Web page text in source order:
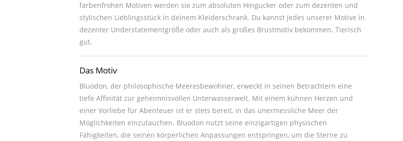
farbenfrohen Motiven werden sie zum absoluten Hingucker oder zum dezenten und
stylischen Lieblingsstück in deinem Kleiderschrank. Du kannst jedes unserer Motive in
dezenter Understatementgröße oder auch als großes Brustmotiv bekommen. Tierisch
gut.
Das Motiv
Bluodon, der philosophische Meeresbewohner, erweckt in seinen Betrachtern eine
tiefe Affinität zur geheimnisvollen Unterwasserwelt. Mit einem kühnen Herzen und
einer Vorliebe für Abenteuer ist er stets bereit, in das unermessliche Meer der
Möglichkeiten einzutauchen. Bluodon nutzt seine einzigartigen physischen
Fähigkeiten, die seinen körperlichen Anpassungen entspringen, um die Sterne zu